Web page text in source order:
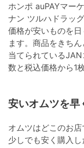
ホンポ auPAYマー
ナン ツルハドラッ
価格が安いものを
ます。商品をきち
当てられている
数と税込価格から1
安いオムツを早
オムツはどこのお
少しでも安く購入